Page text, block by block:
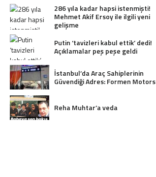
286 yıla kadar hapsi istenmişti!
Mehmet Akif Ersoy ile ilgili yeni
gelişme
Putin ‘tavizleri kabul ettik’ dedi!
Açıklamalar peş peşe geldi
İstanbul’da Araç Sahiplerinin
Güvendiği Adres: Formen Motors
Reha Muhtar’a veda